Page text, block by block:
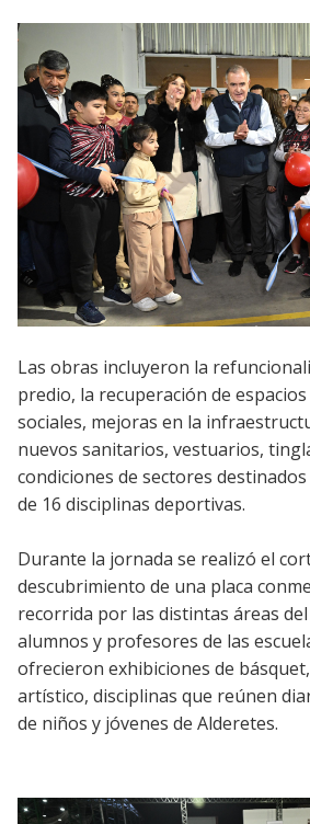
Las obras incluyeron la
predio, la recuperación de
sociales, mejoras en la
nuevos sanitarios, vestuarios,
condiciones de sectores
de 16 disciplinas deportivas.
Durante la jornada se realizó el
descubrimiento de una placa
recorrida por las distintas áreas del
alumnos y profesores de las
ofrecieron exhibiciones de
artístico, disciplinas que reúnen
de niños y jóvenes de Alderetes.